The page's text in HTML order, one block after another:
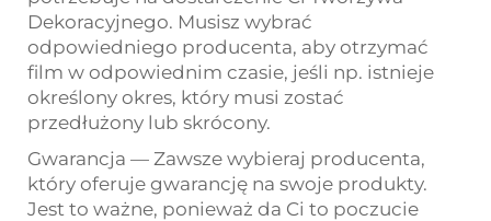
Dekoracyjnego. Musisz wybrać
odpowiedniego producenta, aby otrzymać
film w odpowiednim czasie, jeśli np. istnieje
określony okres, który musi zostać
przedłużony lub skrócony.
Gwarancja — Zawsze wybieraj producenta,
który oferuje gwarancję na swoje produkty.
Jest to ważne, ponieważ da Ci to poczucie